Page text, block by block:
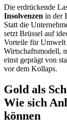
Die erdrückende
Insolvenzen in der
Statt die
setzt Brüssel auf
Vorteile für Umwelt
Wirtschaftsmodell,
einst geprägt von
vor dem Kollaps.
Gold als
Wie sich
können